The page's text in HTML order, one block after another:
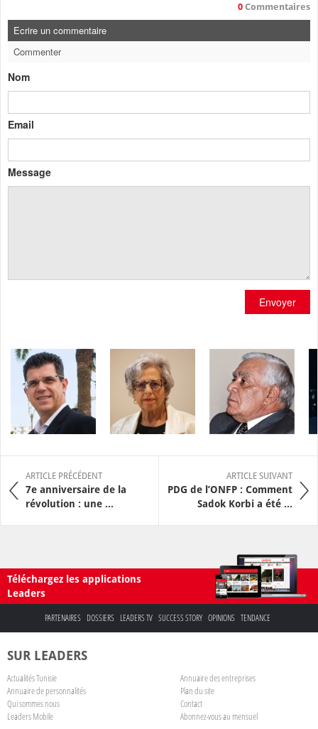
0 Commentaires
Ecrire un commentaire
Commenter
Nom
Email
Message
Envoyer
ARTICLE PRÉCÉDENT
7e anniversaire de la
révolution : une ...
ARTICLE SUIVANT
PDG de l’ONFP : Comment
Sadok Korbi a été ...
Téléchargez les applications
Leaders
PARTENAIRES DOSSIERS LEADERS TV SUCCESS STORY OPINIONS TENDANCE
SUR LEADERS
Actualités Tunisie
Annuaire des entreprises
Annuaire de personnalités
Plan du site
Qui sommes nous
Contact
Leaders Mobile
Abonnez-vous au mensuel